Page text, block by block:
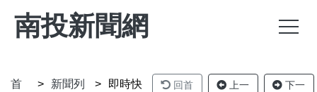
南投新聞網
首
新聞列
即時快
回首
上一
下一